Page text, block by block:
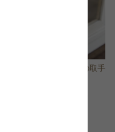
の取手だけでなく、扉の取手